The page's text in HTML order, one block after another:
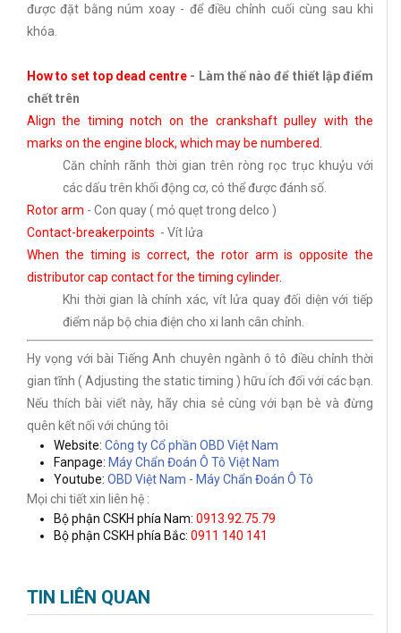
được đặt bằng núm xoay - để điều chỉnh cuối cùng sau khi
khóa.
How to set top dead centre - Làm thế nào để thiết lập điểm
chết trên
Align the timing notch on the crankshaft pulley with the
marks on the engine block, which may be numbered.
Căn chỉnh rãnh thời gian trên ròng rọc trục khuỷu với
các dấu trên khối động cơ, có thể được đánh số.
Rotor arm - Con quay ( mỏ quẹt trong delco )
Contact-breakerpoints - Vít lửa
When the timing is correct, the rotor arm is opposite the
distributor cap contact for the timing cylinder.
Khi thời gian là chính xác, vít lửa quay đối diện với tiếp
điểm nắp bộ chia điện cho xi lanh cân chỉnh.
Hy vọng với bài Tiếng Anh chuyên ngành ô tô điều chỉnh thời
gian tĩnh ( Adjusting the static timing ) hữu ích đối với các bạn.
Nếu thích bài viết này, hãy chia sẻ cùng với bạn bè và đừng
quên kết nối với chúng tôi
Website: Công ty Cổ phần OBD Việt Nam
Fanpage: Máy Chẩn Đoán Ô Tô Việt Nam
Youtube: OBD Việt Nam - Máy Chẩn Đoán Ô Tô
Mọi chi tiết xin liên hệ :
Bộ phận CSKH phía Nam: 0913.92.75.79
Bộ phận CSKH phía Bắc: 0911 140 141
TIN LIÊN QUAN